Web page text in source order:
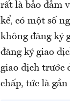
rất là bảo đảm
kể, có một số
không đăng ký
đăng ký giao
giao dịch trước
chấp, tức là